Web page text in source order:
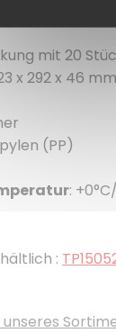
mit 20
x 292 x 46 mm
(PP)
:
:
unseres